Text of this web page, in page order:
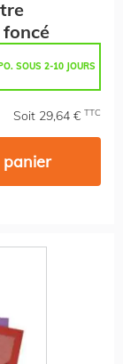
foncé
SOUS 2-10 JOURS
Soit 29,64 € TTC
panier